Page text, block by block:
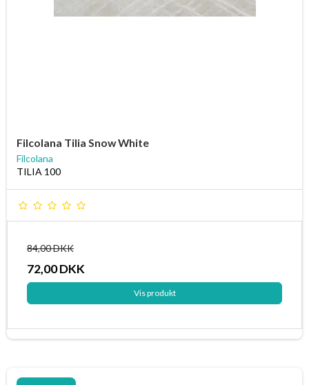
Filcolana Tilia Snow White
Filcolana
TILIA 100
84,00 DKK
72,00 DKK
Vis produkt